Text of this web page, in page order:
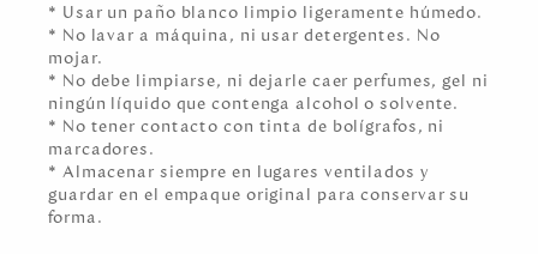
* Usar un paño blanco limpio ligeramente húmedo.
* No lavar a máquina, ni usar detergentes. No
mojar.
* No debe limpiarse, ni dejarle caer perfumes, gel ni
ningún líquido que contenga alcohol o solvente.
* No tener contacto con tinta de bolígrafos, ni
marcadores.
* Almacenar siempre en lugares ventilados y
guardar en el empaque original para conservar su
forma.